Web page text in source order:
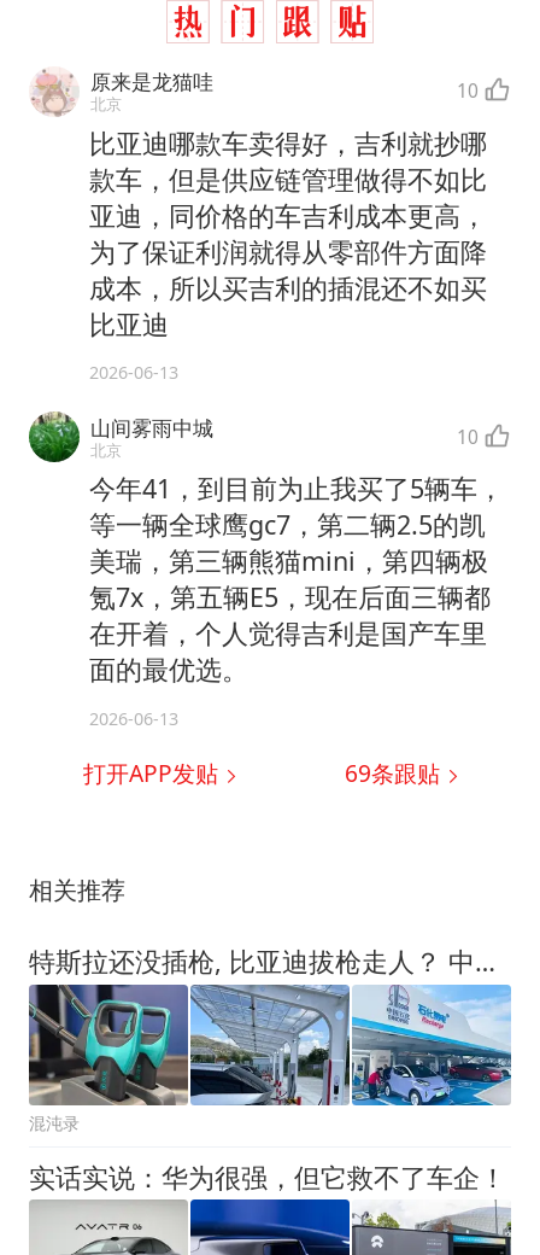
原来是龙猫哇
北京 10
比亚迪哪款车卖得好，吉利就抄哪
款车，但是供应链管理做得不如比
亚迪，同价格的车吉利成本更高，
为了保证利润就得从零部件方面降
成本，所以买吉利的插混还不如买
比亚迪
2026-06-13
山间雾雨中城
北京 10
今年41，到目前为止我买了5辆车，
等一辆全球鹰gc7，第二辆2.5的凯
美瑞，第三辆熊猫mini，第四辆极
氪7x，第五辆E5，现在后面三辆都
在开着，个人觉得吉利是国产车里
面的最优选。
2026-06-13
打开APP发贴 69条跟贴
相关推荐
特斯拉还没插枪, 比亚迪拔枪走人？ 中石化上万座改桩:下一辆车选谁
混沌录
实话实说：华为很强，但它救不了车企！